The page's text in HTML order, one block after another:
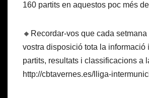
160 partits en aquestos poc més
🔸Recordar-vos que cada
vostra disposició tota la informació
partits, resultats i classificacions a
http://cbtavernes.es/lliga-